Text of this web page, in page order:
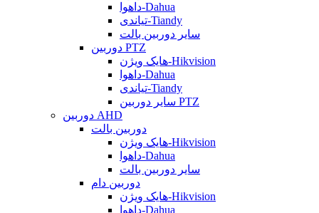
داهوا-Dahua
تیاندی-Tiandy
سایر دوربین بالت
دوربین PTZ
هایک ویژن-Hikvision
داهوا-Dahua
تیاندی-Tiandy
سایر دوربین PTZ
دوربین AHD
دوربین بالت
هایک ویژن-Hikvision
داهوا-Dahua
سایر دوربین بالت
دوربین دام
هایک ویژن-Hikvision
داهوا-Dahua